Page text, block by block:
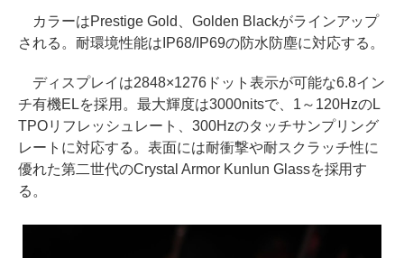
カラーはPrestige Gold、Golden Blackがラインアップ
される。耐環境性能はIP68/IP69の防水防塵に対応する。
ディスプレイは2848×1276ドット表示が可能な6.8イン
チ有機ELを採用。最大輝度は3000nitsで、1～120HzのL
TPOリフレッシュレート、300Hzのタッチサンプリング
レートに対応する。表面には耐衝撃や耐スクラッチ性に
優れた第二世代のCrystal Armor Kunlun Glassを採用す
る。